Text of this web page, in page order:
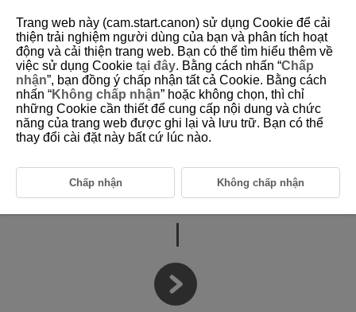
D403-001
Wireless Remote Control
Advanced User Guide
Trang web này (cam.start.canon) sử dụng Cookie để cải
thiện trải nghiệm người dùng của bạn và phân tích hoạt
động và cải thiện trang web. Bạn có thể tìm hiểu thêm về
việc sử dụng Cookie tại đây. Bằng cách nhấn “Chấp
nhận”, bạn đồng ý chấp nhận tất cả Cookie. Bằng cách
nhấn “Không chấp nhận” hoặc không chọn, thì chỉ
những Cookie cần thiết để cung cấp nội dung và chức
năng của trang web được ghi lại và lưu trữ. Bạn có thể
thay đổi cài đặt này bất cứ lúc nào.
Chấp nhận Không chấp nhận